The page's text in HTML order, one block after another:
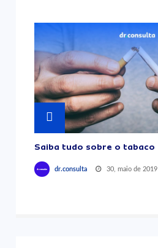
Saiba tudo sobre o tabaco
dr.consulta 30, maio de 2019